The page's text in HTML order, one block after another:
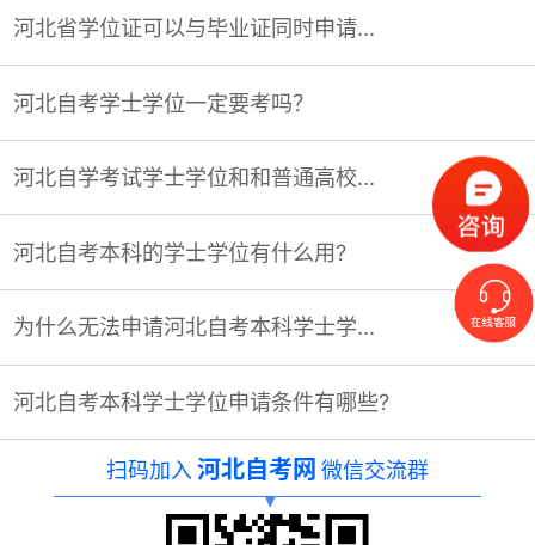
河北省学位证可以与毕业证同时申请...
河北自考学士学位一定要考吗？
河北自学考试学士学位和和普通高校...
河北自考本科的学士学位有什么用?
为什么无法申请河北自考本科学士学...
河北自考本科学士学位申请条件有哪些?
扫码加入 河北自考网 微信交流群